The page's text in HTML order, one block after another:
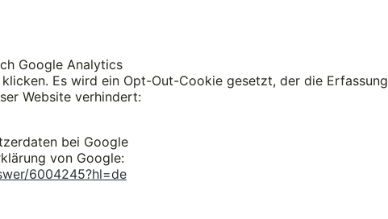
Google Analytics
Es wird ein Opt-Out-Cookie gesetzt, der die Erfassung
Website verhindert:
bei Google
von Google:
6004245?hl=de